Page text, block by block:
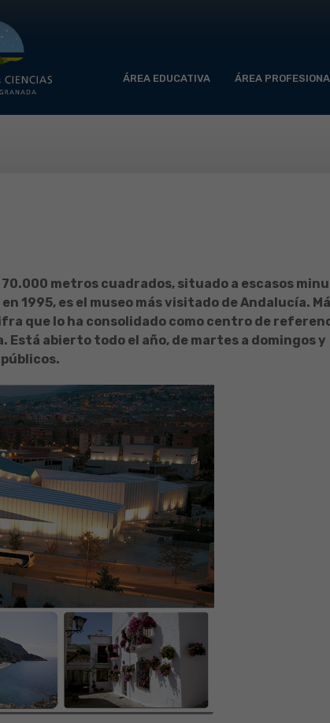
ÁREA EDUCATIVA ÁREA
metros cuadrados, situado a escasos
1995, es el museo más visitado de Andalucía.
que lo ha consolidado como centro de
abierto todo el año, de martes a domingos y